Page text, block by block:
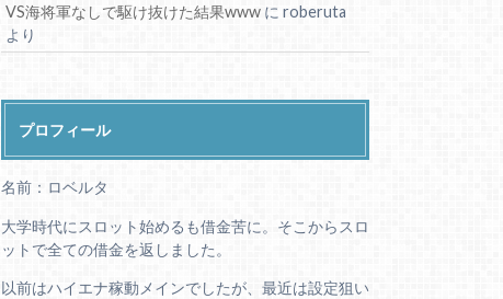
VS海将軍なしで駆け抜けた結果www にroberuta
より
プロフィール
名前：ロベルタ
大学時代にスロット始めるも借金苦に。そこからスロ
ットで全ての借金を返しました。
以前はハイエナ稼動メインでしたが、最近は設定狙い